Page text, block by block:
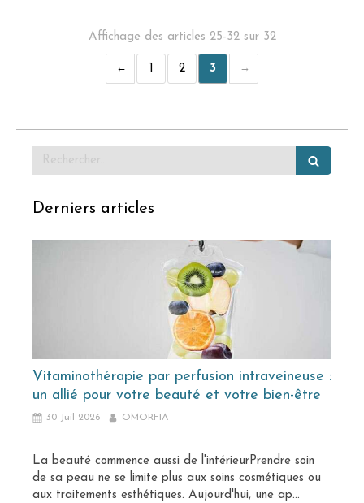
Affichage des articles 25-32 sur 32
1 2 3
Derniers articles
Vitaminothérapie par perfusion intraveineuse :
un allié pour votre beauté et votre bien-être
30 Juil 2026 OMORFIA
La beauté commence aussi de l'intérieurPrendre soin
de sa peau ne se limite plus aux soins cosmétiques ou
aux traitements esthétiques. Aujourd'hui, une ap...